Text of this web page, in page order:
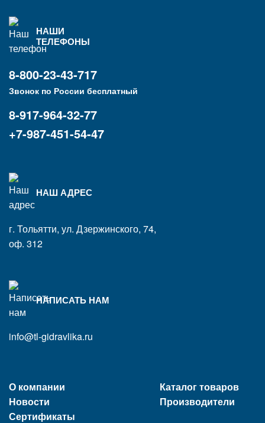
НАШИ
ТЕЛЕФОНЫ
8-800-23-43-717
Звонок по России бесплатный
8-917-964-32-77
+7-987-451-54-47
НАШ АДРЕС
г. Тольятти, ул. Дзержинского, 74,
оф. 312
НАПИСАТЬ НАМ
info@tl-gidravlika.ru
О компании
Новости
Сертификаты
Каталог товаров
Производители